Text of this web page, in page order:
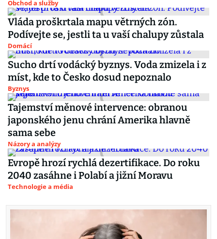
Obchod a služby
Vláda proškrtala mapu větrných zón.
Podívejte se, jestli ta u vaší chalupy zůstala
Domácí
Sucho drtí vodácký byznys. Voda zmizela i z
míst, kde to Česko dosud nepoznalo
Byznys
Tajemství měnové intervence: obranou
japonského jenu chrání Amerika hlavně
sama sebe
Názory a analýzy
Evropě hrozí rychlá dezertifikace. Do roku
2040 zasáhne i Polabí a jižní Moravu
Technologie a média